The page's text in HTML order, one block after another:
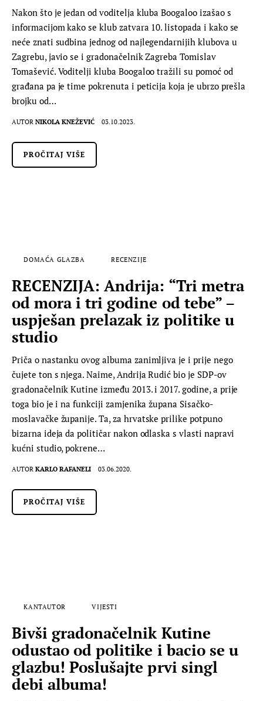
Nakon što je jedan od voditelja kluba Boogaloo izašao s
informacijom kako se klub zatvara 10. listopada i kako se
neće znati sudbina jednog od najlegendarnijih klubova u
Zagrebu, javio se i gradonačelnik Zagreba Tomislav
Tomašević. Voditelji kluba Boogaloo tražili su pomoć od
građana pa je time pokrenuta i peticija koja je ubrzo prešla
brojku od…
AUTOR NIKOLA KNEŽEVIĆ 03.10.2023.
PROČITAJ VIŠE
DOMAĆA GLAZBA RECENZIJE
RECENZIJA: Andrija: “Tri metra
od mora i tri godine od tebe” –
uspješan prelazak iz politike u
studio
Priča o nastanku ovog albuma zanimljiva je i prije nego
čujete ton s njega. Naime, Andrija Rudić bio je SDP-ov
gradonačelnik Kutine između 2013. i 2017. godine, a prije
toga bio je i na funkciji zamjenika župana Sisačko-
moslavačke županije. Ta, za hrvatske prilike potpuno
bizarna ideja da političar nakon odlaska s vlasti napravi
kućni studio, pokrene…
AUTOR KARLO RAFANELI 03.06.2020.
PROČITAJ VIŠE
KANTAUTOR VIJESTI
Bivši gradonačelnik Kutine
odustao od politike i bacio se u
glazbu! Poslušajte prvi singl
debi albuma!